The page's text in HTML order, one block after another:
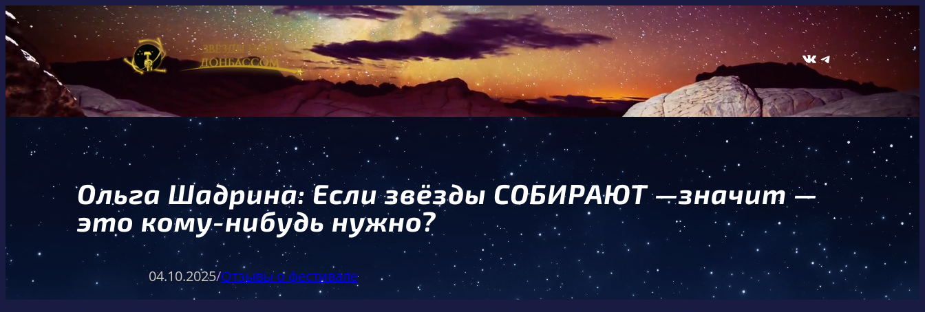
Перейти
к
содержимому
ВКонтакте Telegram
Ольга Шадрина: Если звёзды СОБИРАЮТ —значит —
это кому-нибудь нужно?
04.10.2025/Отзывы о фестивале